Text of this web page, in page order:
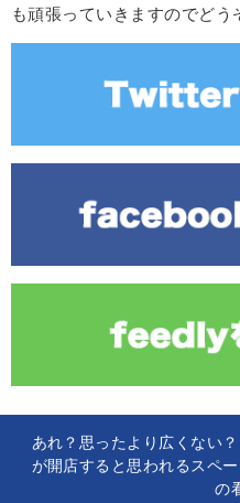
も頑張っていきますのでどう
あれ？思ったより広くない
が開店すると思われるスペ
の